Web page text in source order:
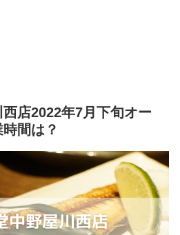
店2022年7月下旬オー
間は？